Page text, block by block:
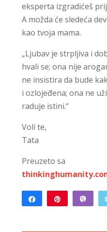
eksperta izgradićeš
A možda će sledeća
kao tvoja mama.
„Ljubav je strpljiva i
hvali se; ona nije
ne insistira da bude
i ozlojeđena; ona ne
raduje istini.“
Voli te,
Tata
Preuzeto sa
Share Vibe